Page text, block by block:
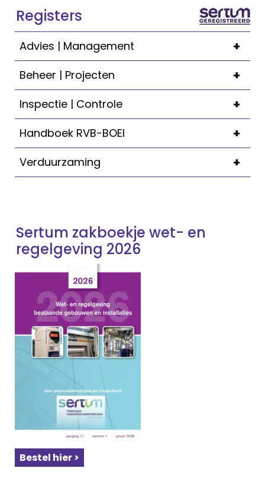
Registers
+
Advies | Management
+
Beheer | Projecten
+
Inspectie | Controle
+
Handboek RVB-BOEI
+
Verduurzaming
Sertum zakboekje wet- en
regelgeving 2026
Bestel hier >